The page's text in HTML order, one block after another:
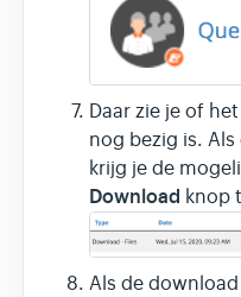
Daar zie je of
nog bezig is.
krijg je de
Download knop
Als de